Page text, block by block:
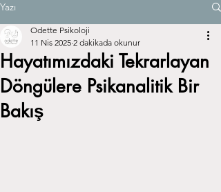
Yazı
Hayatımızdaki Tekrarlayan
Döngülere Psikanalitik Bir
Bakış
Odette Psikoloji
11 Nis 2025 2 dakikada okunur